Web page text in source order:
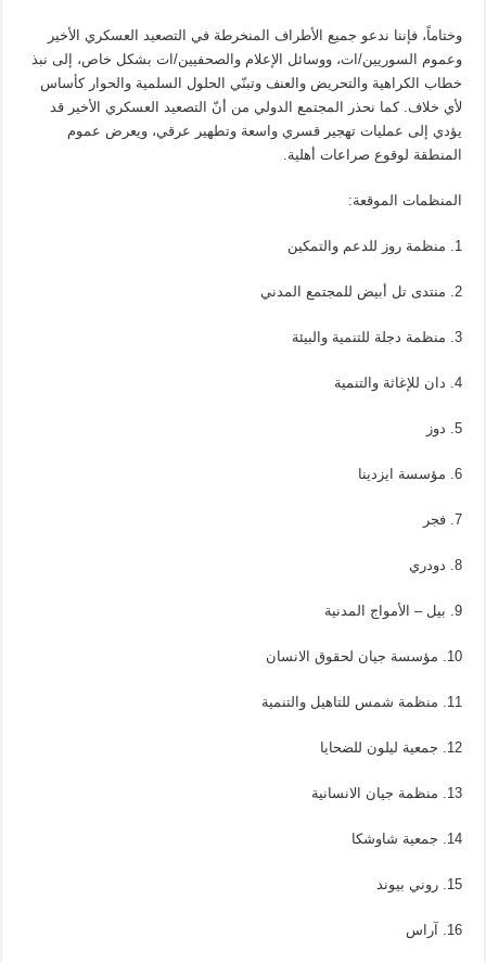
وختاماً، فإننا ندعو جميع الأطراف المنخرطة في التصعيد العسكري الأخير
وعموم السوريين/ات، ووسائل الإعلام والصحفيين/ات بشكل خاص، إلى نبذ
خطاب الكراهية والتحريض والعنف وتبنّي الحلول السلمية والحوار كأساس
لأي خلاف. كما نحذر المجتمع الدولي من أنّ التصعيد العسكري الأخير قد
يؤدي إلى عمليات تهجير قسري واسعة وتطهير عرقي، ويعرض عموم
المنطقة لوقوع صراعات أهلية.
المنظمات الموقعة:
1. منظمة روز للدعم والتمكين
2. منتدى تل أبيض للمجتمع المدني
3. منظمة دجلة للتنمية والبيئة
4. دان للإغاثة والتنمية
5. دوز
6. مؤسسة ايزدينا
7. فجر
8. دودري
9. بيل – الأمواج المدنية
10. مؤسسة جيان لحقوق الانسان
11. منظمة شمس للتاهيل والتنمية
12. جمعية ليلون للضحايا
13. منظمة جيان الانسانية
14. جمعية شاوشكا
15. روني بيوند
16. آراس